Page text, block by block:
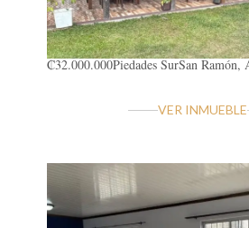
₡32.000.000Piedades SurSan Ramón,
VER INMUEBLE